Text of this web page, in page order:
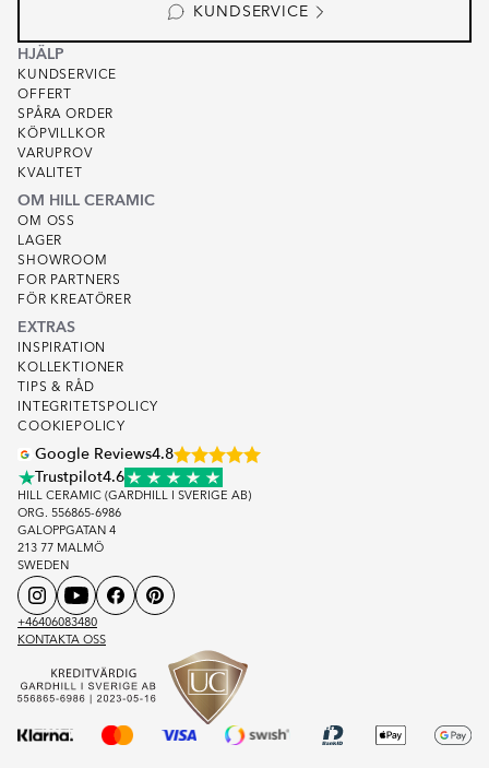
KUNDSERVICE
HJÄLP
KUNDSERVICE
OFFERT
SPÅRA ORDER
KÖPVILLKOR
VARUPROV
KVALITET
OM HILL CERAMIC
OM OSS
LAGER
SHOWROOM
FOR PARTNERS
FÖR KREATÖRER
EXTRAS
INSPIRATION
KOLLEKTIONER
TIPS & RÅD
INTEGRITETSPOLICY
COOKIEPOLICY
Google Reviews4.8
Trustpilot4.6
HILL CERAMIC (GARDHILL I SVERIGE AB)
ORG. 556865-6986
GALOPPGATAN 4
213 77 MALMÖ
SWEDEN
+46406083480
KONTAKTA OSS